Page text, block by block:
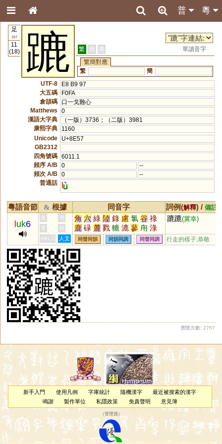
粵
普
足
157
11
(18)
蹗 繁 簡 港
單讀音字
繁簡對應
繁
簡
UTF-8
E8 B9 97
大五碼
F0FA
倉頡碼
口一戈難心
Matthews
0
漢語大字典
（一版）3736；（二版）3981
康熙字典
1160
Unicode
U+8E57
GB2312
四角號碼 6011.1
頻序 A/B
0
--
頻次 A/B
0
--
普通話
l
粵語音節 & 根據 同音字 詞例(解釋) / 備註
luk6
黃 周 角 六 綠 陸 錄 慮 氯 谷 祿
鹿 碌 麓 戮 轆 漉 蓼 甪 淥
琭 菉 逯 籙 騄 簏 醁 勠 稑
磟 摝 踛 鯥 觻 睩 翏 飂 淕
盝
蹗蹗(冀幸)
李
何
HKLS
人文 同聲同韻 同韻同調 同聲同調 行走的樣子;恭敬
瀏覽次數: 2757
新手入門 使用凡例 字庫統計 隨機漢字
最近被搜索的漢字
鳴謝
製作單位 私隱政策 免責聲明 意見簿
（管理員 ）